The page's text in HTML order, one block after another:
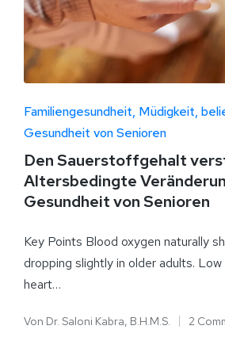
Familiengesundheit Müdigkeit
Gesundheit von Senioren
Den Sauerstoffgehalt
Altersbedingte
Gesundheit von Senioren
Key Points Blood oxygen naturally
dropping slightly in older adults.
heart…
Von Dr. Saloni Kabra, B.H.M.S. 2